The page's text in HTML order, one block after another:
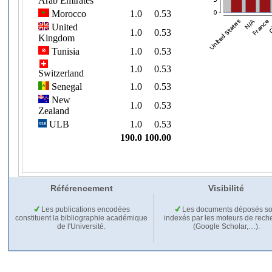
Référencement Visibilité
Les publications encodées
constituent la bibliographie académique
de l'Université.
Les documents déposés
indexés par les moteurs de
(Google Scholar,…).